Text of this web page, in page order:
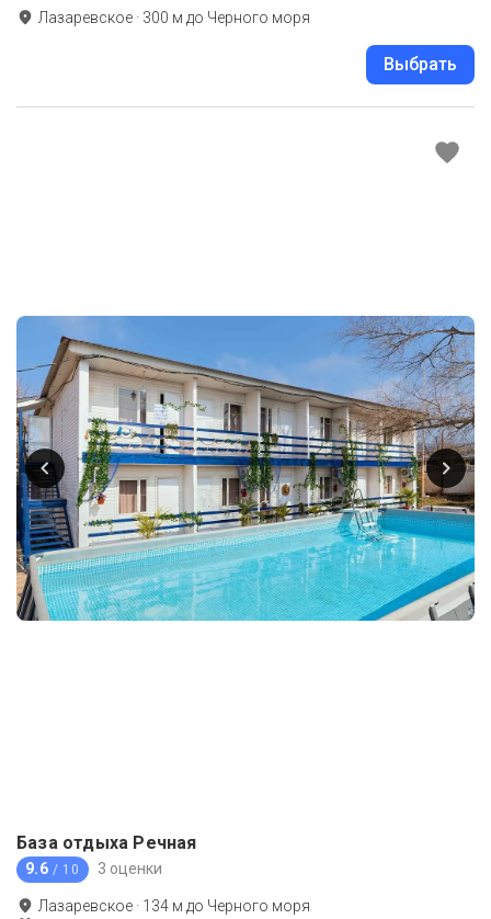
Лазаревское · 300 м до Черного моря
Выбрать
База отдыха Речная
9.6 / 10 3 оценки
Лазаревское · 134 м до Черного моря